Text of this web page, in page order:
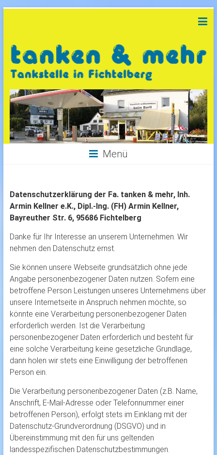
Menü
Datenschutzerklärung der Fa. tanken & mehr, Inh.
Armin Kellner e.K., Dipl.-Ing. (FH) Armin Kellner,
Bayreuther Str. 6, 95686 Fichtelberg
Danke für Ihr Interesse an unserem Unternehmen. Wir
nehmen den Datenschutz ernst.
Sie können unsere Webseite grundsätzlich ohne jede
Angabe personenbezogener Daten nutzen. Sofern eine
betroffene Person Leistungen unseres Unternehmens über
unsere Internetseite in Anspruch nehmen möchte, so
könnte eine Verarbeitung personenbezogener Daten
erforderlich werden. Ist die Verarbeitung
personenbezogener Daten erforderlich und besteht für
eine solche Verarbeitung keine gesetzliche Grundlage,
dann holen wir stets eine Einwilligung der betroffenen
Person ein.
Die Verarbeitung personenbezogener Daten (z.B. Name,
Anschrift, E-Mail-Adresse oder Telefonnummer einer
betroffenen Person), erfolgt stets im Einklang mit der
Datenschutz-Grundverordnung (DSGVO) und in
Übereinstimmung mit den für uns geltenden
landesspezifischen Datenschutzbestimmungen.